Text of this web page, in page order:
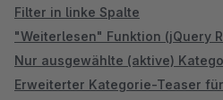
Filter in linke Spalte
"Weiterlesen" Funktion (jQuery
Nur ausgewählte (aktive)
Erweiterter Kategorie-Teaser